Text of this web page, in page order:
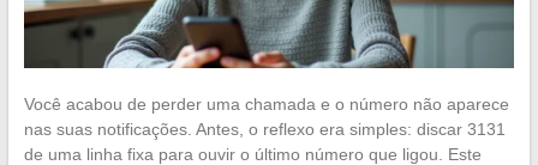
Você acabou de perder uma chamada e o número não aparece
nas suas notificações. Antes, o reflexo era simples: discar 3131
de uma linha fixa para ouvir o último número que ligou. Este